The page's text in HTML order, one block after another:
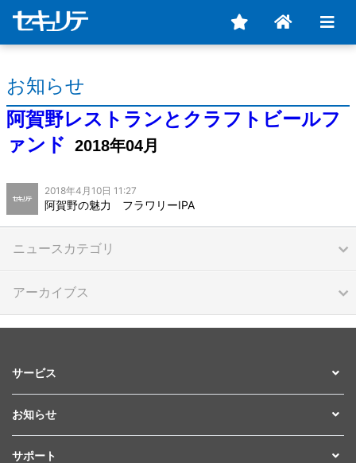
お知らせ
阿賀野レストランとクラフトビールフ
ァンド
2018年04月
2018年4月10日 11:27
阿賀野の魅力 フラワリーIPA
ニュースカテゴリ
アーカイブス
サービス
お知らせ
サポート